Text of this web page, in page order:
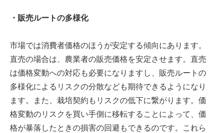
・販売ルートの多様化
市場では消費者価格のほうが安定する傾向にあります。
直売の場合は、農業者の販売価格を安定させます。直売
は価格変動への対応も必要になりますし、販売ルートの
多様化によるリスクの分散なども期待できるようになり
ます。また、栽培契約もリスクの低下に繋がります。価
格変動のリスクを買い手側に移転することによって、価
格が暴落したときの損害の回避もできるのです。これら